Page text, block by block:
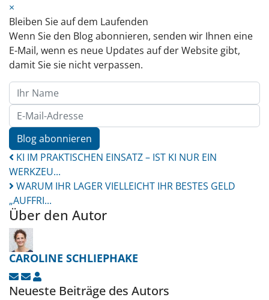
×
Bleiben Sie auf dem Laufenden
Wenn Sie den Blog abonnieren, senden wir Ihnen eine
E-Mail, wenn es neue Updates auf der Website gibt,
damit Sie sie nicht verpassen.
Ihr Name
E-Mail-Adresse
Blog abonnieren
KI IM PRAKTISCHEN EINSATZ – IST KI NUR EIN
WERKZEU...
WARUM IHR LAGER VIELLEICHT IHR BESTES GELD
„AUFFRI...
Über den Autor
CAROLINE SCHLIEPHAKE
UPDATES ABONNIEREN
ABO VON UPDATES DIESES AUTORS BEENDEN
CAROLINE SCHLIEPHAKE
Neueste Beiträge des Autors